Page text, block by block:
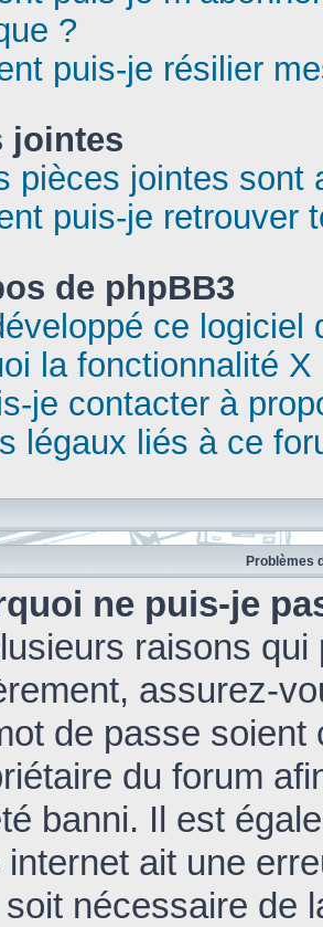
?
puis-je résilier
jointes
pièces jointes sont
puis-je retrouver
de phpBB3
ce logiciel
la fonctionnalité X
je contacter à
légaux liés à ce
Problèmes
ne puis-je
raisons
assurez-
de passe soient
du forum
banni. Il est
internet ait une
soit nécessaire de